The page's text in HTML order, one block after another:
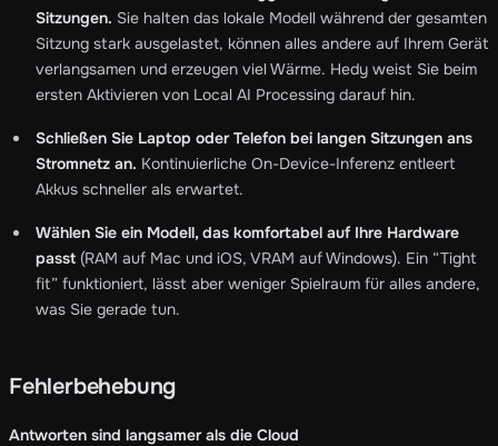
Sitzungen. Sie halten das lokale Modell während der gesamten
Sitzung stark ausgelastet, können alles andere auf Ihrem Gerät
verlangsamen und erzeugen viel Wärme. Hedy weist Sie beim
ersten Aktivieren von Local AI Processing darauf hin.
Schließen Sie Laptop oder Telefon bei langen Sitzungen ans
Stromnetz an. Kontinuierliche On-Device-Inferenz entleert
Akkus schneller als erwartet.
Wählen Sie ein Modell, das komfortabel auf Ihre Hardware
passt (RAM auf Mac und iOS, VRAM auf Windows). Ein “Tight
fit” funktioniert, lässt aber weniger Spielraum für alles andere,
was Sie gerade tun.
Fehlerbehebung
Antworten sind langsamer als die Cloud